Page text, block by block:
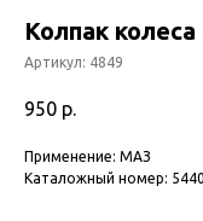
Колпак
Артикул: 4849
950 р.
Применение: МАЗ
Каталожный номер: